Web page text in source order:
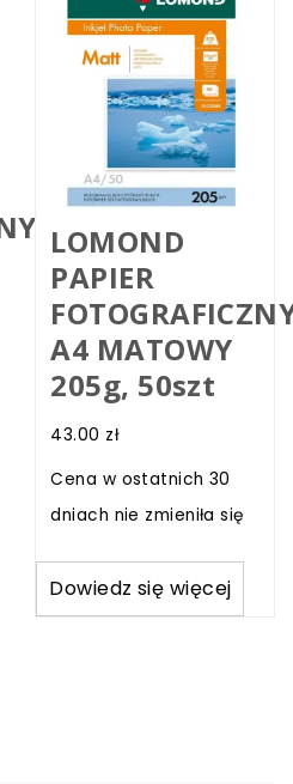
LOMOND
PAPIER
A4 MATOWY
205g, 50szt
43.00 zł
Cena w ostatnich 30
dniach nie zmieniła się
Dowiedz się więcej